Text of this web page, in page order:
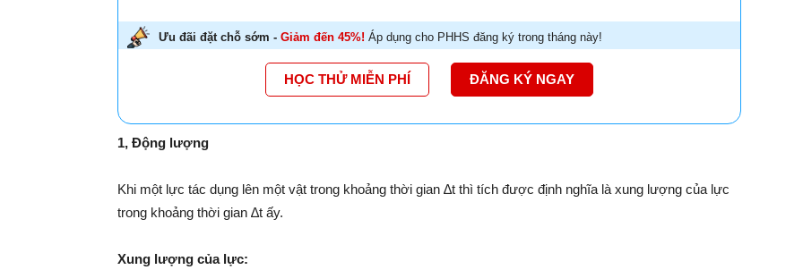
Ưu đãi đặt chỗ sớm - Giảm đến 45%! Áp dụng cho PHHS đăng ký trong tháng này!
HỌC THỬ MIỄN PHÍ ĐĂNG KÝ NGAY
1, Động lượng
Khi một lực tác dụng lên một vật trong khoảng thời gian ∆t thì tích được định nghĩa là xung lượng của lực
trong khoảng thời gian ∆t ấy.
Xung lượng của lực: